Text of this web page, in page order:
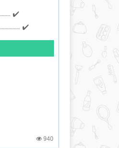
✔️
✔️
940